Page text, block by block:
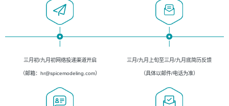
三月初/九月初网络投递渠道开启
（邮箱：hr@spicemodeling.com）
三月/九月上旬至三月/九月底简历反馈
（具体以邮件/电话为准）